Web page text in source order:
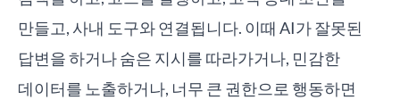
만들고, 사내 도구와 연결됩니다. 이때 AI가 잘못된
답변을 하거나 숨은 지시를 따라가거나, 민감한
데이터를 노출하거나, 너무 큰 권한으로 행동하면